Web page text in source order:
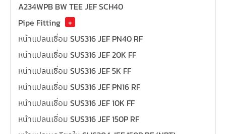
A234WPB BW TEE JEF SCH40
Pipe Fitting
+
หน้าแปลนเชื่อม SUS316 JEF PN40 RF
หน้าแปลนเชื่อม SUS316 JEF 20K FF
หน้าแปลนเชื่อม SUS316 JEF 5K FF
หน้าแปลนเชื่อม SUS316 JEF PN16 RF
หน้าแปลนเชื่อม SUS316 JEF 10K FF
หน้าแปลนเชื่อม SUS316 JEF 150P RF